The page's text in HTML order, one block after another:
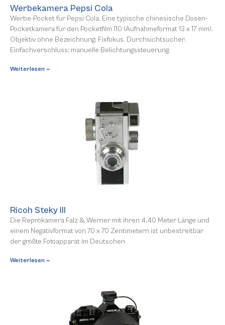
Werbekamera Pepsi Cola
Werbe-Pocket für Pepsi Cola. Eine typische chinesische Dosen-
Pocketkamera für den Pocketfilm 110 (Aufnahmeformat 13 x 17 mm).
Objektiv ohne Bezeichnung; Fixfokus. Durchsichtsucher.
Einfachverschluss; manuelle Belichtungssteuerung.
Weiterlesen »
Ricoh Steky III
Die Reprokamera Falz & Werner mit ihren 4,40 Meter Länge und
einem Negativformat von 70 x 70 Zentimetern ist unbestreitbar
der größte Fotoapparat im Deutschen
Weiterlesen »